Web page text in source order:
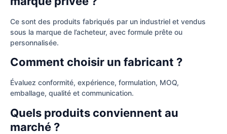
Ce sont des produits fabriqués par un industriel et vendus
sous la marque de l’acheteur, avec formule prête ou
personnalisée.
Comment choisir un fabricant ?
Évaluez conformité, expérience, formulation, MOQ,
emballage, qualité et communication.
Quels produits conviennent au
marché ?